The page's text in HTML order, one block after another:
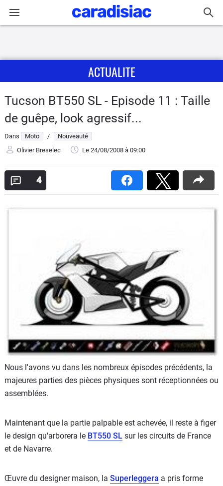
Actu
Essais
Equipement
Avis
Services
Auto
ACTUALITE
Tucson BT550 SL - Episode 11 : Taille
de guêpe, look agressif...
Dans Moto /
Nouveauté
Olivier Breselec
Le 24/08/2008 à 09:00
4
Nous l'avons vu dans les nombreux épisodes précédents, la
majeures parties des pièces physiques sont réceptionnées ou
assemblées.
Maintenant que la partie palpable est achevée, il reste à figer
le design qu'arborera le BT550 SL sur les circuits de France
et de Navarre.
Œuvre du designer maison, la Superleggera a pris forme